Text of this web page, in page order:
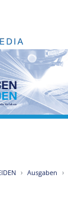
Ausgaben